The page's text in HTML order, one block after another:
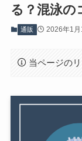
る？混泳の
通販 2026年1月
当ページの